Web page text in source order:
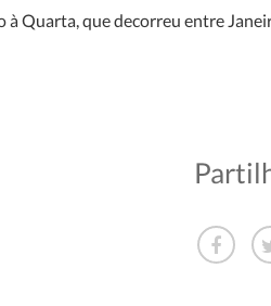
à Quarta, que decorreu entre